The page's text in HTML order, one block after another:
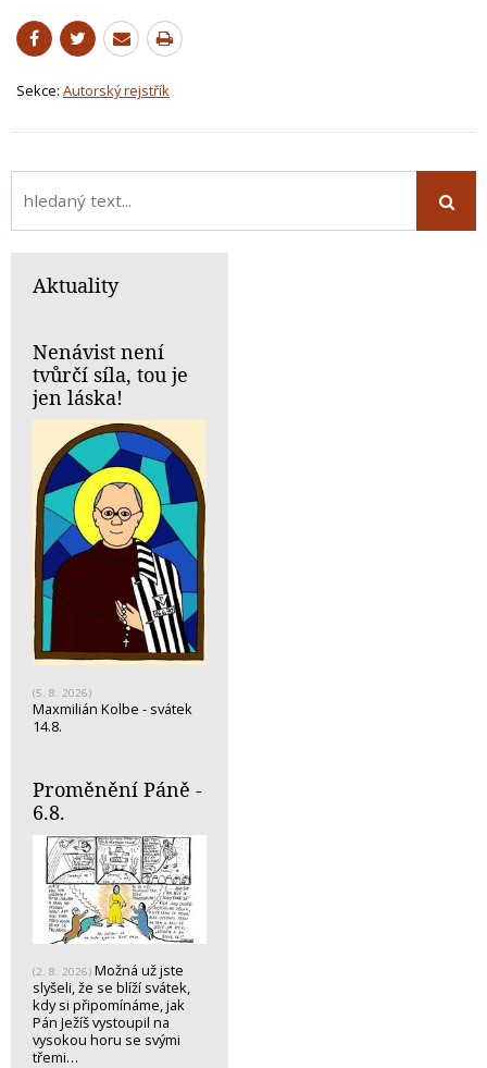
Sekce: Autorský rejstřík
Aktuality
Nenávist není
tvůrčí síla, tou je
jen láska!
(5. 8. 2026)
Maxmilián Kolbe - svátek
14.8.
Proměnění Páně -
6.8.
(2. 8. 2026) Možná už jste
slyšeli, že se blíží svátek,
kdy si připomínáme, jak
Pán Ježíš vystoupil na
vysokou horu se svými
třemi…